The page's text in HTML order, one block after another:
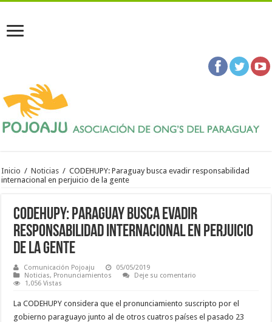
Inicio / Noticias / CODEHUPY: Paraguay busca evadir responsabilidad
internacional en perjuicio de la gente
CODEHUPY: Paraguay busca evadir
responsabilidad internacional en perjuicio
de la gente
Comunicación Pojoaju
05/05/2019
Noticias, Pronunciamientos
Deje su comentario
1,056 Vistas
La CODEHUPY considera que el pronunciamiento suscripto por el
gobierno paraguayo junto al de otros cuatros países el pasado 23